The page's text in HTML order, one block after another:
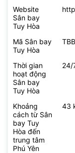
Website
Sân bay
Tuy Hòa
Mã Sân bay
Tuy Hòa
TBB
Thời gian
hoạt động
Sân bay
Tuy Hòa
24/
Khoảng
cách từ Sân
bay Tuy
Hòa đến
trung tâm
Phú Yên
43